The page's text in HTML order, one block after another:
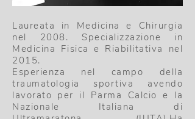
Laureata in Medicina e Chirurgia
nel 2008. Specializzazione in
Medicina Fisica e Riabilitativa nel
2015.
Esperienza nel campo della
traumatologia sportiva avendo
lavorato per il Parma Calcio e la
Nazionale Italiana di